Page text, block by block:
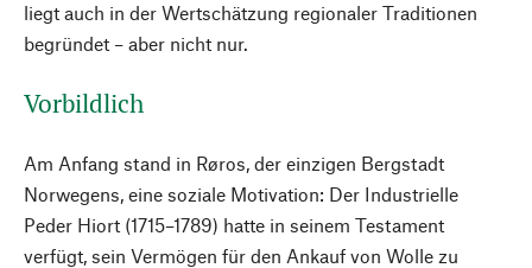
liegt auch in der Wertschätzung regionaler Traditionen
begründet – aber nicht nur.
Vorbildlich
Am Anfang stand in Røros, der einzigen Bergstadt
Norwegens, eine soziale Motivation: Der Industrielle
Peder Hiort (1715–1789) hatte in seinem Testament
verfügt, sein Vermögen für den Ankauf von Wolle zu